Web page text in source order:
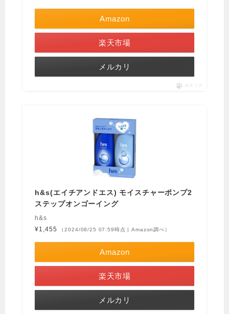
Amazon
楽天市場
メルカリ
ポチップ
h&s(エイチアンドエス) モイスチャーポンプ2
ステップオンゴーイング
h&s
¥1,455
（2024/08/25 07:59時点 | Amazon調べ）
Amazon
楽天市場
メルカリ